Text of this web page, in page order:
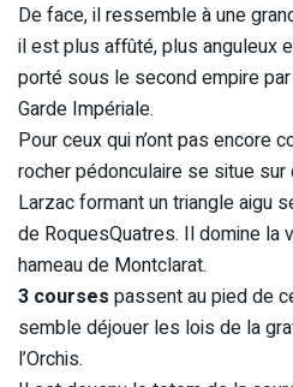
De face, il ressemble à une
il est plus affûté, plus anguleux
porté sous le second empire
Garde Impériale.
Pour ceux qui n’ont pas encore
rocher pédonculaire se situe
Larzac formant un triangle aigu
de RoquesQuatres. Il domine la
hameau de Montclarat.
3 courses passent au pied de
semble déjouer les lois de la
l’Orchis.